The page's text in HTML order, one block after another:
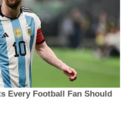
Every Football Fan Should